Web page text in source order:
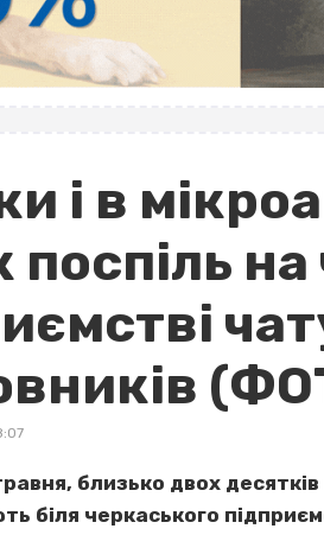
і в
поспіль
близько двох
біля черкаського